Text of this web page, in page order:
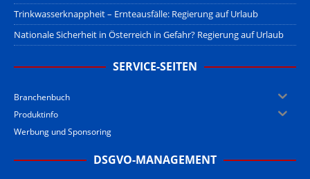
Trinkwasserknappheit – Ernteausfälle: Regierung auf Urlaub
Nationale Sicherheit in Österreich in Gefahr? Regierung auf Urlaub
SERVICE-SEITEN
Branchenbuch
Produktinfo
Werbung und Sponsoring
DSGVO-MANAGEMENT